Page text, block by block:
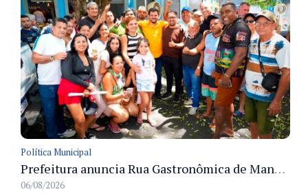
Política Municipal
Prefeitura anuncia Rua Gastronômica de Manaus e garante alternativas para 54 ambulantes cadastrados
06/08/2026